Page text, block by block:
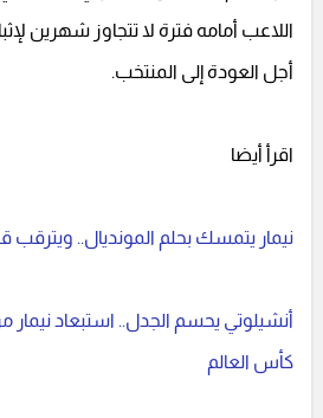
اللاعب أمامه فترة لا تتجاوز شهرين
أجل العودة إلى المنتخب.
اقرأ أيضا
نيمار يتمسك بحلم المونديال.. ويترقب
أنشيلوتي يحسم الجدل.. استبعاد نيمار
كأس العالم